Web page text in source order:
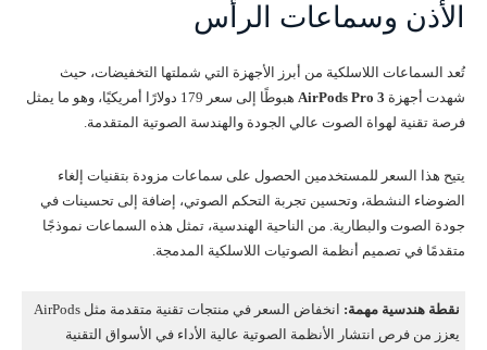
الأذن وسماعات الرأس
تُعد السماعات اللاسلكية من أبرز الأجهزة التي شملتها التخفيضات، حيث
شهدت أجهزة AirPods Pro 3
هبوطًا إلى سعر 179 دولارًا أمريكيًا، وهو ما يمثل
فرصة تقنية لهواة الصوت عالي الجودة والهندسة الصوتية المتقدمة.
يتيح هذا السعر للمستخدمين الحصول على سماعات مزودة بتقنيات إلغاء
الضوضاء النشطة، وتحسين تجربة التحكم الصوتي، إضافة إلى تحسينات في
جودة الصوت والبطارية. من الناحية الهندسية، تمثل هذه السماعات نموذجًا
متقدمًا في تصميم أنظمة الصوتيات اللاسلكية المدمجة.
نقطة هندسية مهمة:
انخفاض السعر في منتجات تقنية متقدمة مثل AirPods
يعزز من فرص انتشار الأنظمة الصوتية عالية الأداء في الأسواق التقنية